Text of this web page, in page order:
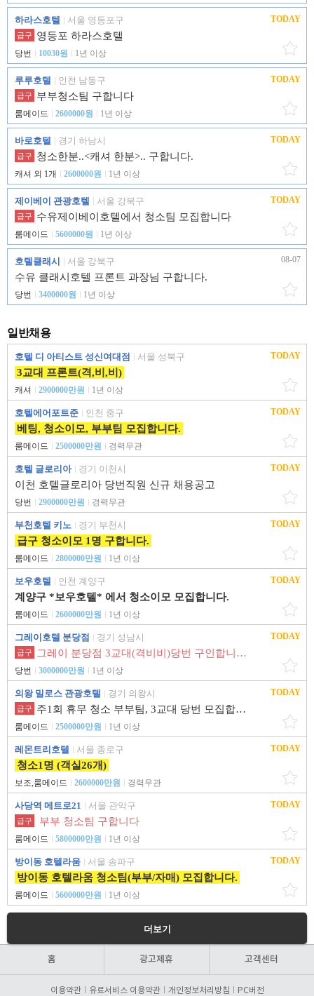
하라스호텔 서울 영등포구
급구 영등포 하라스호텔
당번 10030원 1년 이상
TODAY
루루호텔 인천 남동구
급구 부부청소팀 구합니다
룸메이드 2600000원 1년 이상
TODAY
바로호텔 경기 하남시
급구 청소한분..<캐셔 한분>.. 구합니다.
캐셔 외 1개 2600000원 1년 이상
TODAY
제이베이 관광호텔 서울 강북구
급구 수유제이베이호텔에서 청소팀 모집합니다
룸메이드 5600000원 1년 이상
TODAY
호텔클래시 서울 강북구
수유 클래시호텔 프론트 과장님 구합니다.
당번 3400000원 1년 이상
08-07
일반채용
호텔 디 아티스트 성신여대점 서울 성북구
3교대 프론트(격,비,비)
캐셔 2900000만원 1년 이상
TODAY
호텔에어포트준 인천 중구
베팅, 청소이모, 부부팀 모집합니다.
룸메이드 2500000만원 경력무관
TODAY
호텔 글로리아 경기 이천시
이천 호텔글로리아 당번직원 신규 채용공고
당번 2900000만원 경력무관
TODAY
부천호텔 키노 경기 부천시
급구 청소이모 1명 구합니다.
룸메이드 2800000만원 1년 이상
TODAY
보우호텔 인천 계양구
계양구 *보우호텔* 에서 청소이모 모집합니다.
룸메이드 2600000만원 1년 이상
TODAY
그레이호텔 분당점 경기 성남시
급구 그레이 분당점 3교대(격비비)당번 구인합니다.
당번 3000000만원 1년 이상
TODAY
의왕 밀로스 관광호텔 경기 의왕시
급구 주1회 휴무 청소 부부팀, 3교대 당번 모집합니다.
룸메이드 2500000만원 1년 이상
TODAY
레몬트리호텔 서울 종로구
청소1명 (객실26개)
보조,룸메이드 2600000만원 경력무관
TODAY
사당역 메트로21 서울 관악구
급구 부부 청소팀 구합니다
룸메이드 5800000만원 1년 이상
TODAY
방이동 호텔라움 서울 송파구
방이동 호텔라움 청소팀(부부/자매) 모집합니다.
룸메이드 5600000만원 1년 이상
TODAY
더보기
홈 광고제휴 고객센터
이용약관 유료서비스 이용약관 개인정보처리방침 PC버전